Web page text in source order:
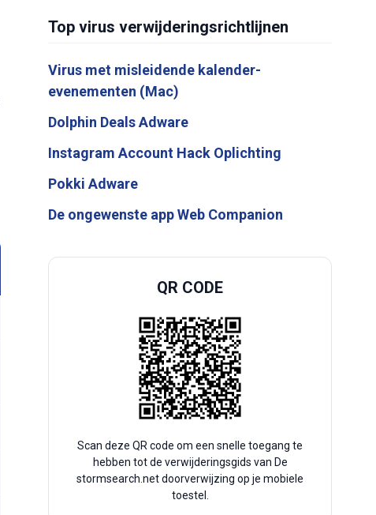
Top virus verwijderingsrichtlijnen
Virus met misleidende kalender-
evenementen (Mac)
Dolphin Deals Adware
Instagram Account Hack Oplichting
Pokki Adware
De ongewenste app Web Companion
QR CODE
Scan deze QR code om een snelle toegang te
hebben tot de verwijderingsgids van De
stormsearch.net doorverwijzing op je mobiele
toestel.